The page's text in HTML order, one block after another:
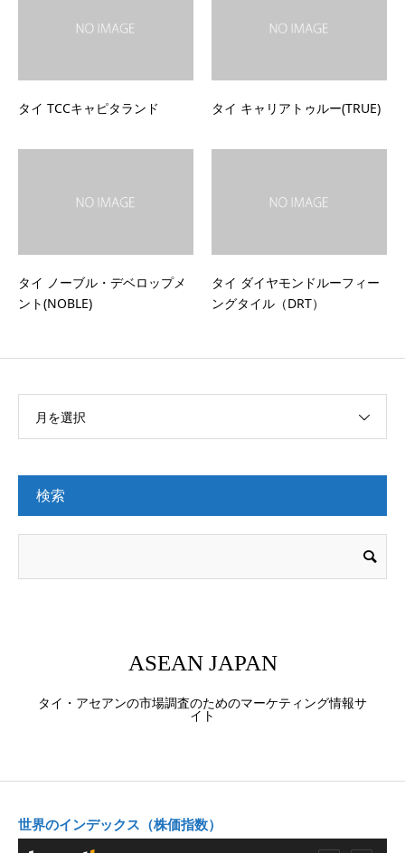
タイ TCCキャピタランド タイ キャリアトゥルー(TRUE)
タイ ノーブル・デベロップメ
ント(NOBLE)
タイ ダイヤモンドルーフィー
ングタイル（DRT）
月を選択
検索
ASEAN JAPAN
タイ・アセアンの市場調査のためのマーケティング情報サ
イト
世界のインデックス（株価指数）